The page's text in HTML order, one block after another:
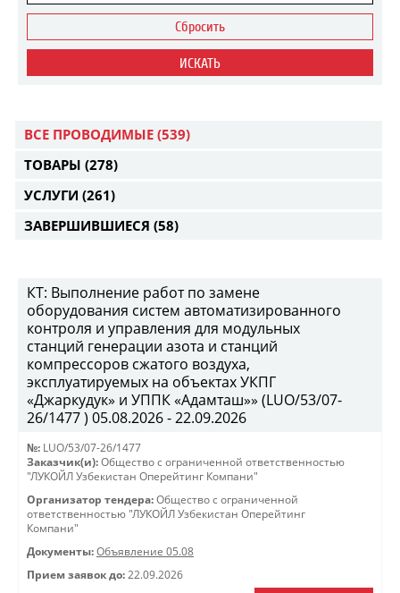
Сбросить
ИСКАТЬ
ВСЕ ПРОВОДИМЫЕ (539)
ТОВАРЫ (278)
УСЛУГИ (261)
ЗАВЕРШИВШИЕСЯ (58)
КТ: Выполнение работ по замене
оборудования систем автоматизированного
контроля и управления для модульных
станций генерации азота и станций
компрессоров сжатого воздуха,
эксплуатируемых на объектах УКПГ
«Джаркудук» и УППК «Адамташ»» (LUO/53/07-
26/1477 ) 05.08.2026 - 22.09.2026
№: LUO/53/07-26/1477
Заказчик(и): Общество с ограниченной ответственностью
"ЛУКОЙЛ Узбекистан Оперейтинг Компани"
Организатор тендера: Общество с ограниченной
ответственностью "ЛУКОЙЛ Узбекистан Оперейтинг
Компани"
Документы: Объявление 05.08
Прием заявок до: 22.09.2026